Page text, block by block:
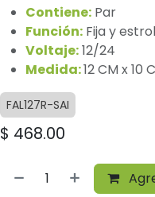
Contiene: Par
Función: Fija y
Voltaje:12/24
Medida:12 CM x 10
FAL127R-SAI
$ 468.00